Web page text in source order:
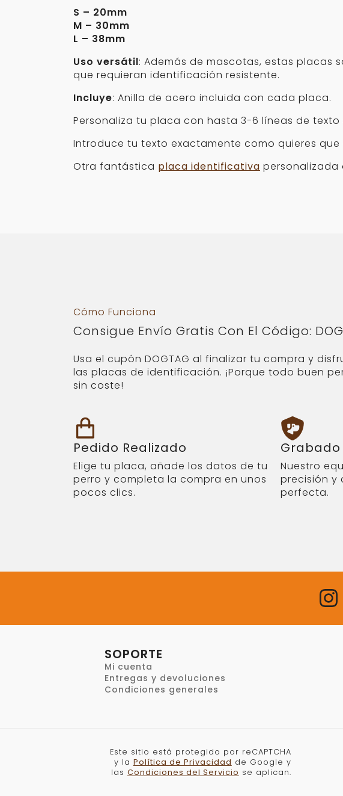
S – 20mm
M – 30mm
L – 38mm
Uso versátil: Además de mascotas, estas placas
que requieran identificación resistente.
Incluye: Anilla de acero incluida con cada placa.
Personaliza tu placa con hasta 3-6 líneas de texto
Introduce tu texto exactamente como quieres
Otra fantástica placa identificativa personalizada
Cómo Funciona
Consigue Envío Gratis Con El Código:
Usa el cupón DOGTAG al finalizar tu compra y
las placas de identificación. ¡Porque todo buen
sin coste!
Pedido Realizado
Elige tu placa, añade los datos de tu
perro y completa la compra en unos
pocos clics.
Grabado
Nuestro
precisión y
perfecta.
SOPORTE
Mi cuenta
Entregas y devoluciones
Condiciones generales
Este sitio está protegido por reCAPTCHA
y la Política de Privacidad de Google y
las Condiciones del Servicio se aplican.